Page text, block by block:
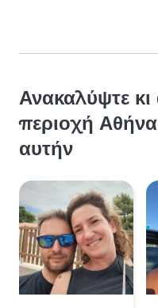
Ανακαλύψτε
περιοχή
αυτήν